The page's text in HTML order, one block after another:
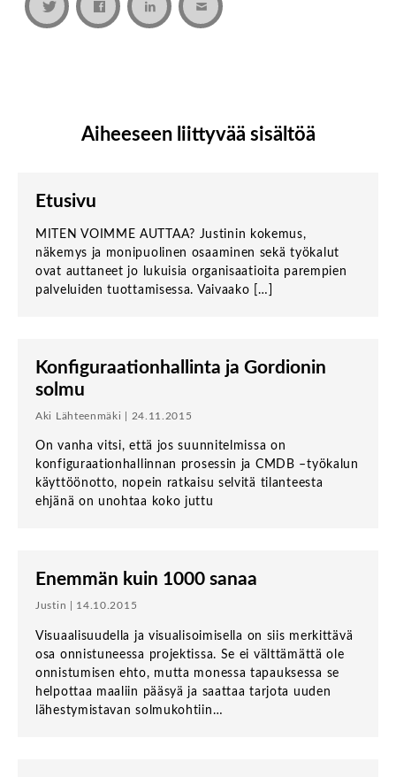
Aiheeseen liittyvää sisältöä
Etusivu
MITEN VOIMME AUTTAA? Justinin kokemus,
näkemys ja monipuolinen osaaminen sekä työkalut
ovat auttaneet jo lukuisia organisaatioita parempien
palveluiden tuottamisessa. Vaivaako […]
Konfiguraationhallinta ja Gordionin
solmu
Aki Lähteenmäki | 24.11.2015
On vanha vitsi, että jos suunnitelmissa on
konfiguraationhallinnan prosessin ja CMDB –työkalun
käyttöönotto, nopein ratkaisu selvitä tilanteesta
ehjänä on unohtaa koko juttu
Enemmän kuin 1000 sanaa
Justin | 14.10.2015
Visuaalisuudella ja visualisoimisella on siis merkittävä
osa onnistuneessa projektissa. Se ei välttämättä ole
onnistumisen ehto, mutta monessa tapauksessa se
helpottaa maaliin pääsyä ja saattaa tarjota uuden
lähestymistavan solmukohtiin…